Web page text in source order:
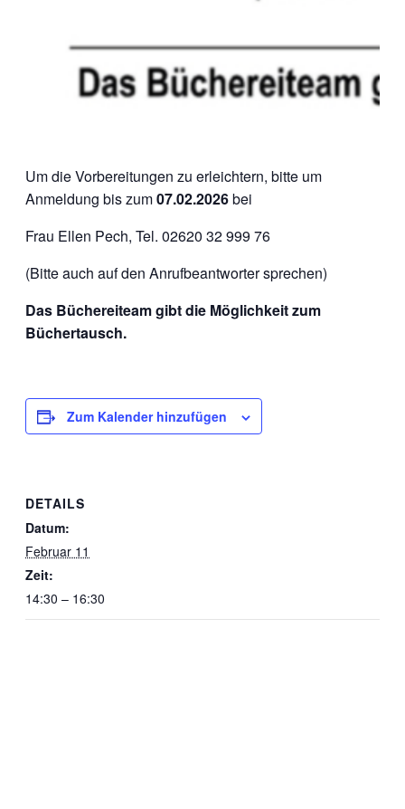
Um die Vorbereitungen zu erleichtern, bitte um
Anmeldung bis zum07.02.2026bei
Frau Ellen Pech, Tel. 02620 32 999 76
(Bitte auch auf den Anrufbeantworter sprechen)
Das Büchereiteam gibt die Möglichkeit zum
Büchertausch.
Zum Kalender hinzufügen
DETAILS
Datum:
Februar 11
Zeit:
14:30 – 16:30